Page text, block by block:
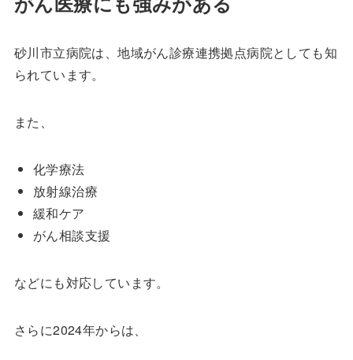
砂川市立病院は、地域がん診療連携拠点病院としても知
られています。
また、
化学療法
放射線治療
緩和ケア
がん相談支援
などにも対応しています。
さらに2024年からは、